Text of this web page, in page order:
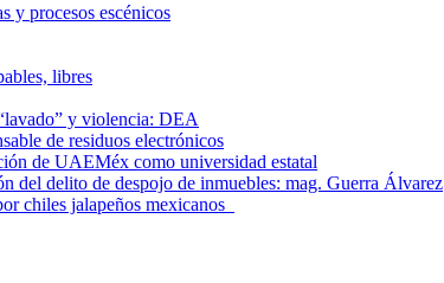
y procesos escénicos
libres
y violencia: DEA
de residuos electrónicos
de UAEMéx como universidad estatal
del delito de despojo de inmuebles: mag. Guerra Álvarez
chiles jalapeños mexicanos